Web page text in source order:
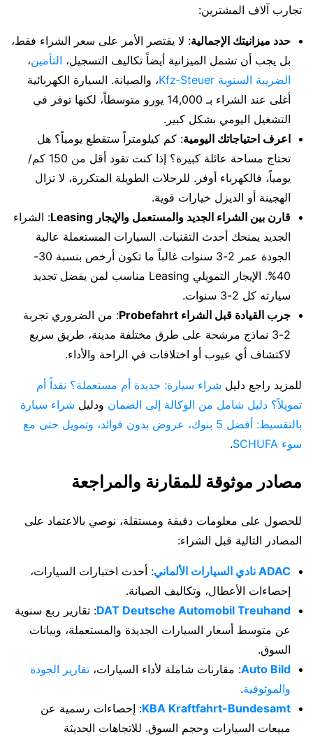
تجارب آلاف المشترين:
حدد ميزانيتك الإجمالية: لا يقتصر الأمر على سعر الشراء فقط،
بل يجب أن تشمل الميزانية أيضاً تكاليف التسجيل، التأمين،
الضريبة السنوية Kfz‑Steuer
، والصيانة. السيارة الكهربائية
أغلى عند الشراء بـ 14,000 يورو متوسطاً، لكنها توفر في
التشغيل اليومي بشكل كبير.
اعرف احتياجاتك اليومية: كم كيلومتراً ستقطع يومياً؟ هل
تحتاج مساحة عائلة كبيرة؟ إذا كنت تقود أقل من 150 كم/
يومياً، فالكهرباء أوفر. للرحلات الطويلة المتكررة، لا تزال
الهجينة أو الديزل خيارات قوية.
قارن بين الشراء الجديد والمستعمل والإيجار Leasing
: الشراء
الجديد يمنحك أحدث التقنيات. السيارات المستعملة عالية
الجودة عمر 2-3 سنوات غالباً ما تكون أرخص بنسبة 30-
40%. الإيجار التمويلي Leasing مناسب لمن يفضل تجديد
سيارته كل 2-3 سنوات.
جرب القيادة قبل الشراء Probefahrt
: من الضروري تجربة
2-3 نماذج مرشحة على طرق مختلفة مدينة، طريق سريع
لاكتشاف أي عيوب أو اختلافات في الراحة والأداء.
للمزيد راجع دليل شراء سيارة: جديدة أم مستعملة؟ نقداً أم
تمويلاً؟ دليل شامل من الوكالة إلى الضمان ودليل شراء سيارة
بالتقسيط: أفضل 5 بنوك، عروض بدون فوائد، وتمويل حتى مع
سوء SCHUFA
.
مصادر موثوقة للمقارنة والمراجعة
للحصول على معلومات دقيقة ومستقلة، نوصي بالاعتماد على
المصادر التالية قبل الشراء:
ADAC نادي السيارات الألماني
: أحدث اختبارات السيارات،
إحصاءات الأعطال، وتكاليف الصيانة.
DAT Deutsche Automobil Treuhand: تقارير ربع سنوية
عن متوسط أسعار السيارات الجديدة والمستعملة، وبيانات
السوق.
Auto Bild: مقارنات شاملة لأداء السيارات، تقارير الجودة
والموثوقية.
KBA Kraftfahrt-Bundesamt: إحصاءات رسمية عن
مبيعات السيارات وحجم السوق. للاتجاهات الحديثة